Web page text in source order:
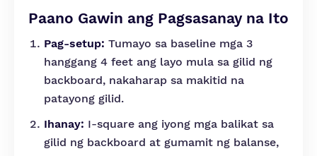
Paano Gawin ang Pagsasanay na Ito
Pag-setup: Tumayo sa baseline mga 3
hanggang 4 feet ang layo mula sa gilid ng
backboard, nakaharap sa makitid na
patayong gilid.
Ihanay: I-square ang iyong mga balikat sa
gilid ng backboard at gumamit ng balanse,